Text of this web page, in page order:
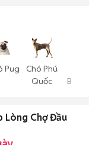
Pug
Chó Phú
Quốc
Lòng Chợ Đầu